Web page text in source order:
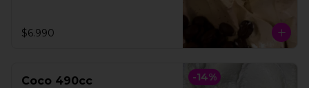
$6.990
-14%
Coco 490cc